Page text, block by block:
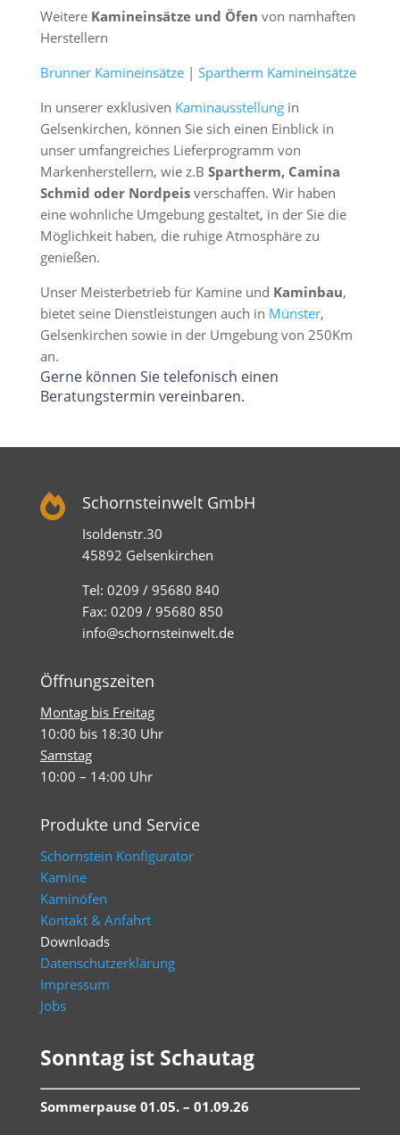
Weitere Kamineinsätze und Öfen von namhaften
Herstellern
Brunner Kamineinsätze| Spartherm Kamineinsätze
In unserer exklusiven Kaminausstellungin
Gelsenkirchen, können Sie sich einen Einblick in
unser umfangreiches Lieferprogramm von
Markenherstellern, wie z.B Spartherm, Camina
Schmid oder Nordpeisverschaffen. Wir haben
eine wohnliche Umgebung gestaltet, in der Sie die
Möglichkeit haben, die ruhige Atmosphäre zu
genießen.
Unser Meisterbetrieb für Kamine und Kaminbau,
bietet seine Dienstleistungen auch in Münster,
Gelsenkirchen sowie in der Umgebung von 250Km
an.
Gerne können Sie telefonisch einen
Beratungstermin vereinbaren.
 Schornsteinwelt GmbH
Isoldenstr.30
45892 Gelsenkirchen
Tel: 0209 / 95680 840
Fax: 0209 / 95680 850
info@schornsteinwelt.de
Öffnungszeiten
Montag bis Freitag
10:00 bis 18:30 Uhr
Samstag
10:00 – 14:00 Uhr
Produkte und Service
Schornstein Konfigurator
Kamine
Kaminöfen
Kontakt & Anfahrt
Downloads
Datenschutzerklärung
Impressum
Jobs
Sonntag ist Schautag
Sommerpause 01.05. – 01.09.26